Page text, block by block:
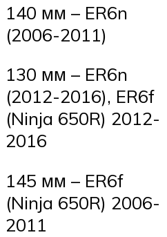
140 мм – ER6n
(2006-2011)
130 мм – ER6n
(2012-2016), ER6f
(Ninja 650R) 2012-
2016
145 мм – ER6f
(Ninja 650R) 2006-
2011